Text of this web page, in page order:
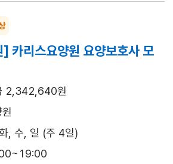
카리스요양원 요양보호사 모
2,342,640원
, 수, 일 (주 4일)